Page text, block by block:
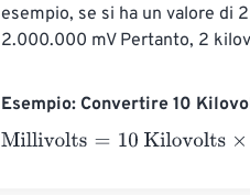
esempio, se si ha un valore di
2.000.000 mV Pertanto, 2
Esempio: Convertire 10
Millivolts=10 Kilovolts×